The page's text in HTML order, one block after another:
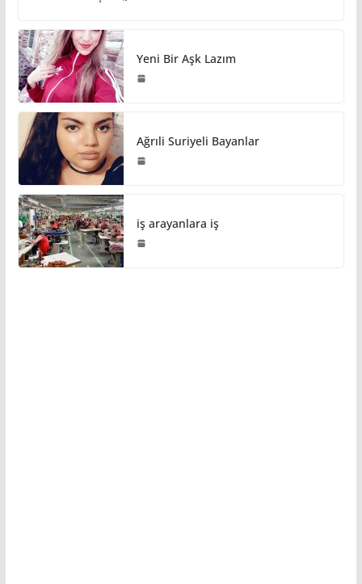
Yeni Bir Aşk Lazım
Ağrıli Suriyeli Bayanlar
iş arayanlara iş